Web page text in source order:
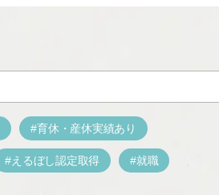
育休・産休実績あり
えるぼし認定取得 就職